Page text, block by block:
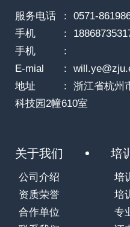
服务电话
： 0571-
手机
：
手机
：
E-mial
：
地址
： 浙江省杭
科技园2幢610室
关于我们
公司介绍
资质荣誉
合作单位
培
培
培
专